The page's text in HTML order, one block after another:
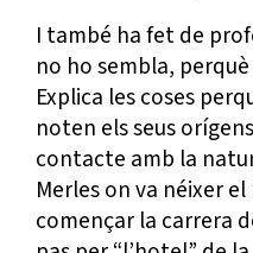
I també ha fet de
no ho sembla,
Explica les coses
noten els seus
contacte amb la
Merles on va néixer
començar la carrera